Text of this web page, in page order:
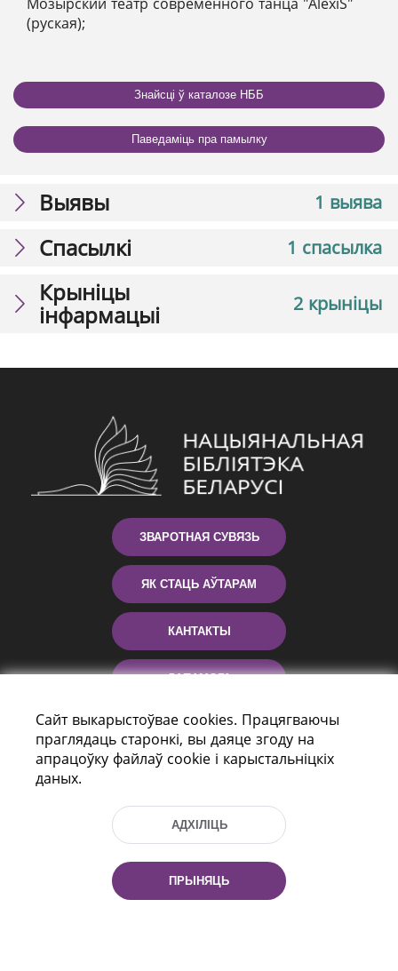
(руская);
Знайсці ў каталозе НББ
Паведаміць пра памылку
1 выява
Выявы
1 спасылка
Спасылкі
2 крыніцы
Крыніцы
інфармацыі
ЗВАРОТНАЯ СУВЯЗЬ
ЯК СТАЦЬ АЎТАРАМ
КАНТАКТЫ
ДАПАМОГА
праспект Незалежнасці 116
г. Мiнск, Рэспубліка Беларусь, 220114
Тэл.: (+375 17) 368 37 37, Факс: (+375 17)
Сайт выкарыстоўвае cookies. Працягваючы
праглядаць старонкі, вы даяце згоду на
апрацоўку файлаў cookie і карыстальніцкіх
даных.
АДХІЛІЦЬ
ПРЫНЯЦЬ